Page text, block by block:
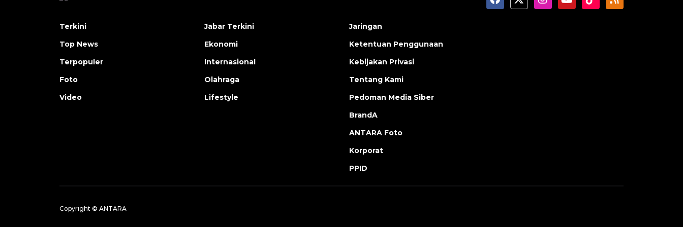
Terkini
Top News
Terpopuler
Foto
Video
Jabar Terkini
Ekonomi
Internasional
Olahraga
Lifestyle
Jaringan
Ketentuan Penggunaan
Kebijakan Privasi
Tentang Kami
Pedoman Media Siber
BrandA
ANTARA Foto
Korporat
PPID
Copyright © ANTARA